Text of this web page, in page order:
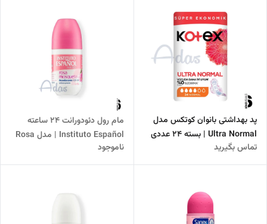
پد بهداشتی بانوان کوتکس مدل
Ultra Normal | بسته 24 عددی
تماس بگیرید
مام رول دئودورانت 24 ساعته
Instituto Español | مدل Rosa
Mosqueta حاوی روغن رز هیپ
ناموجود